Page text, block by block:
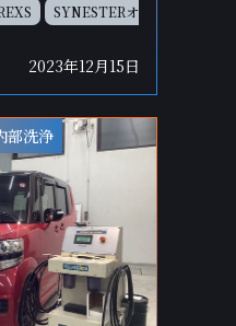
SYNESTERオ
2023年12月15日
部洗浄